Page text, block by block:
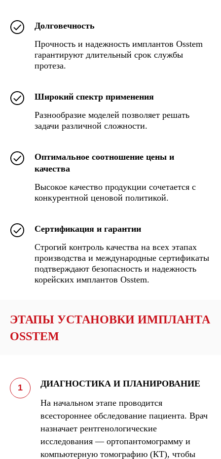
Долговечность
Прочность и надежность имплантов Osstem
гарантируют длительный срок службы
протеза.
Широкий спектр применения
Разнообразие моделей позволяет решать
задачи различной сложности.
Оптимальное соотношение цены и
качества
Высокое качество продукции сочетается с
конкурентной ценовой политикой.
Сертификация и гарантии
Строгий контроль качества на всех этапах
производства и международные сертификаты
подтверждают безопасность и надежность
корейских имплантов Osstem.
ЭТАПЫ УСТАНОВКИ ИМПЛАНТА
OSSTEM
ДИАГНОСТИКА И ПЛАНИРОВАНИЕ
На начальном этапе проводится
всестороннее обследование пациента. Врач
назначает рентгенологические
исследования — ортопантомограмму и
компьютерную томографию (КТ), чтобы